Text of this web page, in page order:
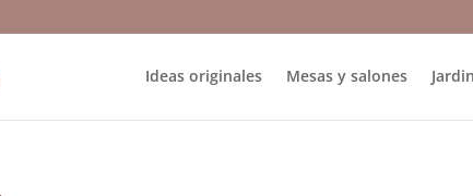
Ideas originales Mesas y salones